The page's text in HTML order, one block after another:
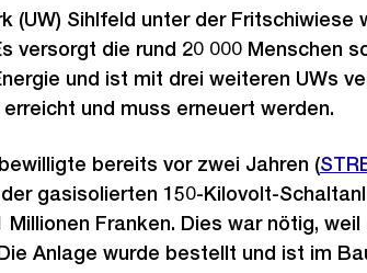
(UW) Sihlfeld unter der Fritschiwiese
versorgt die rund 20 000 Menschen
und ist mit drei weiteren UWs
und muss erneuert werden.
bereits vor zwei Jahren (
gasisolierten 150-Kilovolt-
Millionen Franken. Dies war nötig,
Anlage wurde bestellt und ist im